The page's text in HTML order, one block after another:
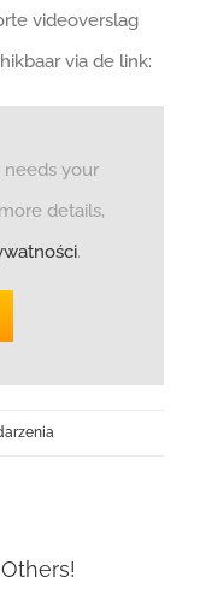
videoverslag
via de link:
needs your
details,
.